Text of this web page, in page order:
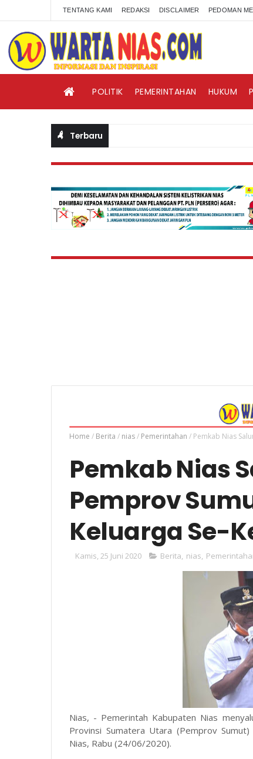
TENTANG KAMI REDAKSI DISCLAIMER PEDOMAN
POLITIK PEMERINTAHAN HUKUM
Terbaru
Home / Berita / nias/ Pemerintahan / Pemkab Nias
Pemkab Nias
Pemprov
Keluarga Se-
Kamis, 25 Juni 2020 Berita nias
Nias, - Pemerintah Kabupaten Nias
Provinsi Sumatera Utara (Pemprov
Nias, Rabu (24/06/2020).